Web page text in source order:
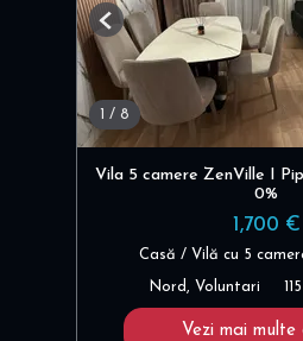
1 / 8
Previous
Vila 5 camere ZenVille I
0%
1,700 €
Casă / Vilă cu 5
Nord, Voluntari
Vezi mai multe